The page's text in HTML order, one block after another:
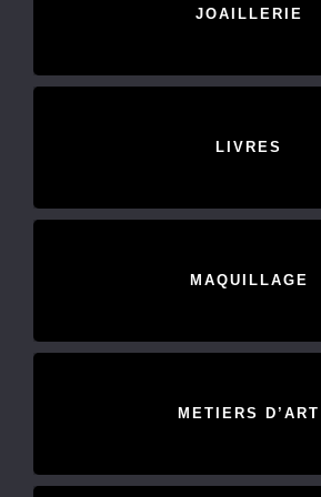
JOAILLERIE
LIVRES
MAQUILLAGE
METIERS D’ART